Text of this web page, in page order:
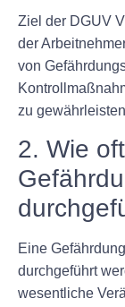
Ziel der DGUV
der
von
zu
2. Wie
Eine
durchgeführt
wesentliche